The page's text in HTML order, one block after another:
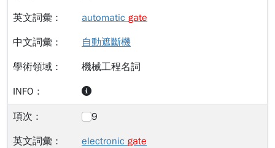
automatic gate
自動遮斷機
機械工程名詞
9
electronic gate